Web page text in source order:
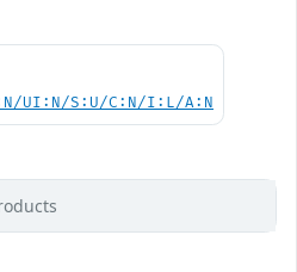
UI:N/S:U/C:N/I:L/A:N